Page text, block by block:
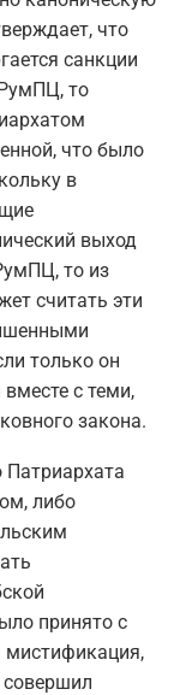
что
санкции
то
что было
в
выход
то из
считать эти
только он
с теми,
закона.
либо
принято с
мистификация,
совершил